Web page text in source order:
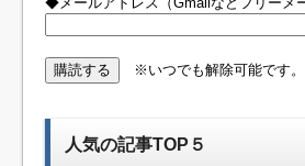
※いつでも解除可能です。
人気の記事TOP５